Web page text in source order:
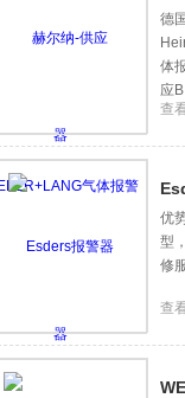
德
体
应
查
优
型
修
查